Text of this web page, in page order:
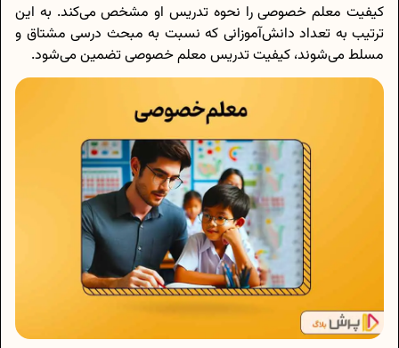
کیفیت معلم خصوصی را نحوه تدریس او مشخص می‌کند. به این
ترتیب به تعداد دانش‌آموزانی که نسبت به مبحث درسی مشتاق و
مسلط می‌شوند، کیفیت تدریس معلم خصوصی تضمین می‌شود.